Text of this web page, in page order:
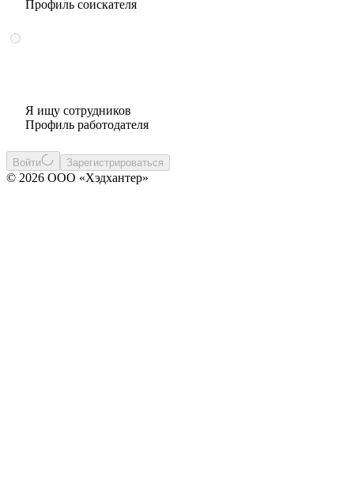
Профиль соискателя
Я ищу сотрудников
Профиль работодателя
Войти Зарегистрироваться
© 2026 ООО «Хэдхантер»